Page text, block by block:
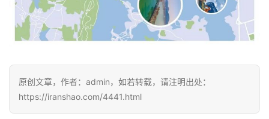
原创文章，作者：admin，如若转载，请注明出处：
https://iranshao.com/4441.html